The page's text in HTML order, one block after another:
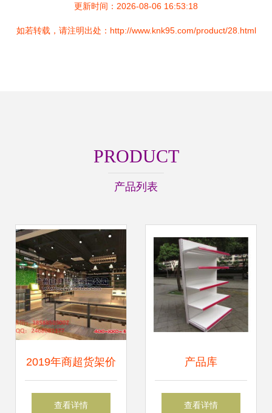
更新时间：2026-08-06 16:53:18
如若转载，请注明出处：http://www.knk95.com/product/28.html
PRODUCT
产品列表
2019年商超货架价
格与最新报价分析
查看详情
产品库
查看详情